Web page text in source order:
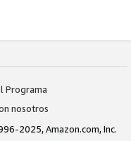
Programa
nosotros
2025, Amazon.com, Inc.